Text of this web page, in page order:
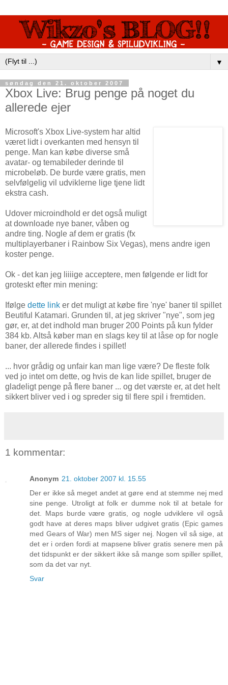
▼
søndag den 21. oktober 2007
Xbox Live: Brug penge på noget du
allerede ejer
Microsoft's Xbox Live-system har altid
været lidt i overkanten med hensyn til
penge. Man kan købe diverse små
avatar- og temabileder derinde til
microbeløb. De burde være gratis, men
selvfølgelig vil udviklerne lige tjene lidt
ekstra cash.
Udover microindhold er det også muligt
at downloade nye baner, våben og
andre ting. Nogle af dem er gratis (fx
multiplayerbaner i Rainbow Six Vegas), mens andre igen
koster penge.
Ok - det kan jeg liiiige acceptere, men følgende er lidt for
groteskt efter min mening:
Ifølge dette link er det muligt at købe fire 'nye' baner til spillet
Beutiful Katamari. Grunden til, at jeg skriver "nye", som jeg
gør, er, at det indhold man bruger 200 Points på kun fylder
384 kb. Altså køber man en slags key til at låse op for nogle
baner, der allerede findes i spillet!
... hvor grådig og unfair kan man lige være? De fleste folk
ved jo intet om dette, og hvis de kan lide spillet, bruger de
gladeligt penge på flere baner ... og det værste er, at det helt
sikkert bliver ved i og spreder sig til flere spil i fremtiden.
1 kommentar:
Anonym 21. oktober 2007 kl. 15.55
Der er ikke så meget andet at gøre end at stemme nej med
sine penge. Utroligt at folk er dumme nok til at betale for
det. Maps burde være gratis, og nogle udviklere vil også
godt have at deres maps bliver udgivet gratis (Epic games
med Gears of War) men MS siger nej. Nogen vil så sige, at
det er i orden fordi at mapsene bliver gratis senere men på
det tidspunkt er der sikkert ikke så mange som spiller spillet,
som da det var nyt.
Svar